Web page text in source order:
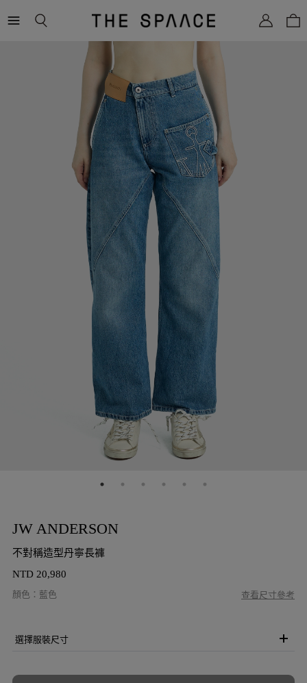
SPAACE
WOMEN
JW ANDERSON
不對稱造型丹寧長褲
NTD 20,980
顏色 ： 藍色 查看尺寸參考
選擇服裝尺寸